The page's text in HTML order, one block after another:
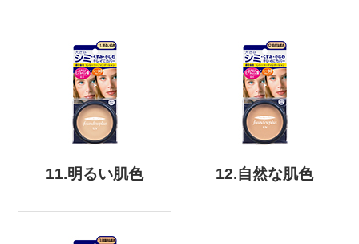
11.明るい肌色 12.自然な肌色